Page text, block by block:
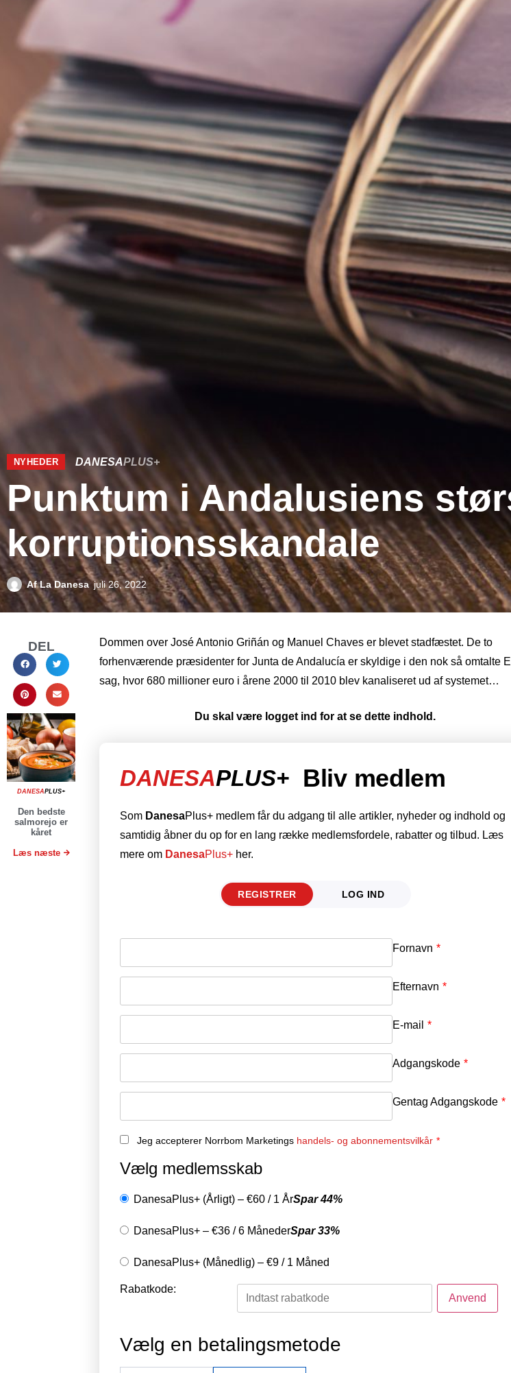
NYHEDER DANESAPLUS+
Punktum i Andalusiens
korruptionsskandale
AfLa Danesa juli 26, 2022
DEL
DANESAPLUS+
Den bedste
salmorejo er
kåret
Læs næste
Dommen over José Antonio Griñán og Manuel Chaves er blevet stadfæstet. De to
forhenværende præsidenter for Junta de Andalucía er skyldige i den nok så omtalte
sag, hvor 680 millioner euro i årene 2000 til 2010 blev kanaliseret ud af systemet…
Du skal være logget ind for at se dette indhold.
DANESAPLUS+ Bliv medlem
Som DanesaPlus+ medlem får du adgang til alle artikler, nyheder og indhold og
samtidig åbner du op for en lang række medlemsfordele, rabatter og tilbud. Læs
mere om DanesaPlus+ her.
REGISTRER LOG IND
Fornavn *
Efternavn *
E-mail *
Adgangskode *
Gentag Adgangskode *
Jeg accepterer Norrbom Marketings handels- og abonnementsvilkår *
Vælg medlemsskab
DanesaPlus+ (Årligt) – €60 / 1 ÅrSpar 44%
DanesaPlus+ – €36 /6 MånederSpar 33%
DanesaPlus+ (Månedlig) – €9 / 1 Måned
Rabatkode:
Vælg en betalingsmetode
E-mail
Adgangskode